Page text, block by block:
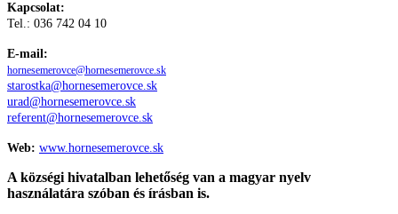
Kapcsolat:
Tel.: 036 742 04 10
E-mail:
hornesemerovce@hornesemerovce.sk
starostka@hornesemerovce.sk
urad@hornesemerovce.sk
referent@hornesemerovce.sk
Web: www.hornesemerovce.sk
A községi hivatalban lehetőség van a magyar nyelv
használatára szóban és írásban is.